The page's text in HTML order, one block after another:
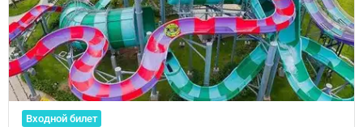
Входной билет